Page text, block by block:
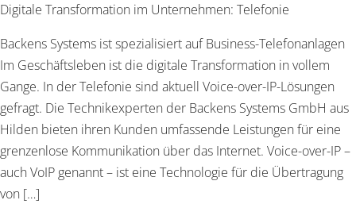
Digitale Transformation im Unternehmen: Telefonie
Backens Systems ist spezialisiert auf Business-Telefonanlagen
Im Geschäftsleben ist die digitale Transformation in vollem
Gange. In der Telefonie sind aktuell Voice-over-IP-Lösungen
gefragt. Die Technikexperten der Backens Systems GmbH aus
Hilden bieten ihren Kunden umfassende Leistungen für eine
grenzenlose Kommunikation über das Internet. Voice-over-IP –
auch VoIP genannt – ist eine Technologie für die Übertragung
von […]